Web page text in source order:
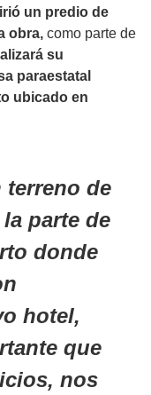
un predio de
obra, como parte de
su
paraestatal
ubicado en
terreno de
parte de
donde
hotel,
que
nos